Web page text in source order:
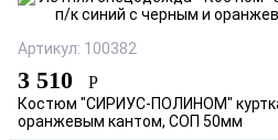
Артикул: 100382
3 510 Р
Костюм "СИРИУС-ПОЛИНОМ"
оранжевым кантом, СОП 50мм